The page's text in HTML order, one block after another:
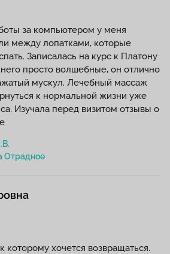
за компьютером у меня
между лопатками, которые
Записалась на курс к Платону
просто волшебные, он отлично
мускул. Лечебный массаж
к нормальной жизни уже
Изучала перед визитом отзывы о
которому хочется возвращаться.